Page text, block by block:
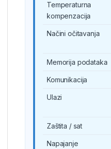
Temperaturna
kompenzacija
Načini očitavanja
Memorija podataka
Komunikacija
Ulazi
Zaštita / sat
Napajanje